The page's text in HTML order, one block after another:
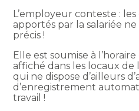
L’employeur conteste :
apportés par la salariée
précis !
Elle est soumise à
affiché dans les locaux de
qui ne dispose d’ailleurs
d’enregistrement
travail !